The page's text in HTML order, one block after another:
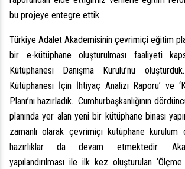
bu projeye entegre ettik.
Türkiye Adalet Akademisinin çevrimiçi eğitim
bir e-kütüphane oluşturulması faaliyeti
Kütüphanesi Danışma Kurulu’nu
Kütüphanesi İçin İhtiyaç Analizi Raporu’ ve
Planı’nı hazırladık. Cumhurbaşkanlığının
planında yer alan yeni bir kütüphane binası
zamanlı olarak çevrimiçi kütüphane kurulum
hazırlıklar da devam etmektedir.
yapılandırılması ile ilk kez oluşturulan